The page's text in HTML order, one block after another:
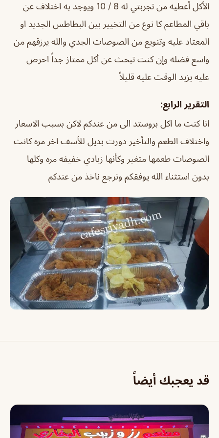
الأكل أعطيه من تجربتي له 8 / 10 ويوجد به اختلاف عن
باقي المطاعم كا نوع من التخيير بين البطاطس الجديد او
المعتاد عليه وتنويع من الصوصات الجدي والله يرزقهم من
واسع فضله وإن كنت تبحث عن أكل ممتاز جداً احرص
عليه يزيد الوقت عليه قليلاً
التقرير الرابع:
انا كنت ما اكل بروستد الى من عندكم لاكن بسبب الاسعار
واختلاف الطعم والتأخير دورت بديل للأسف اخر مره كانت
الصوصات طعمها متغير وكأنها زبادي خفيفه مره وكلها
بدون استثناء الله يوفقكم ونرجع ناخذ من عندكم
قد يعجبك أيضاً